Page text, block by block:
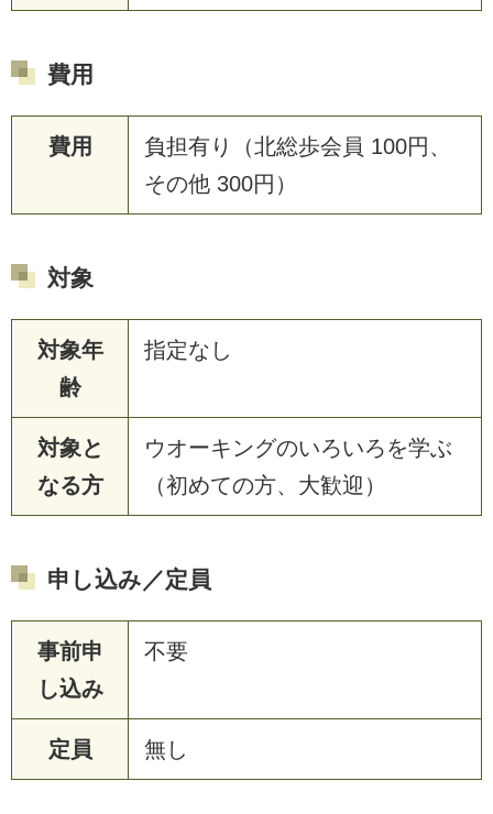
費用
費用
負担有り（北総歩会員 100円、
その他 300円）
対象
対象年
齢
指定なし
対象と
なる方
ウオーキングのいろいろを学ぶ
（初めての方、大歓迎）
申し込み／定員
事前申
し込み
不要
定員 無し